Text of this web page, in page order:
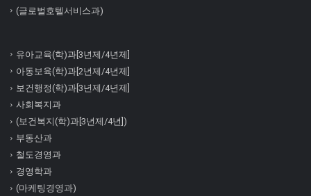
(글로벌호텔서비스과)
유아교육(학)과[3년제/4년제]
아동보육(학)과[2년제/4년제]
보건행정(학)과[3년제/4년제]
사회복지과
(보건복지(학)과[3년제/4년])
부동산과
철도경영과
경영학과
(마케팅경영과)